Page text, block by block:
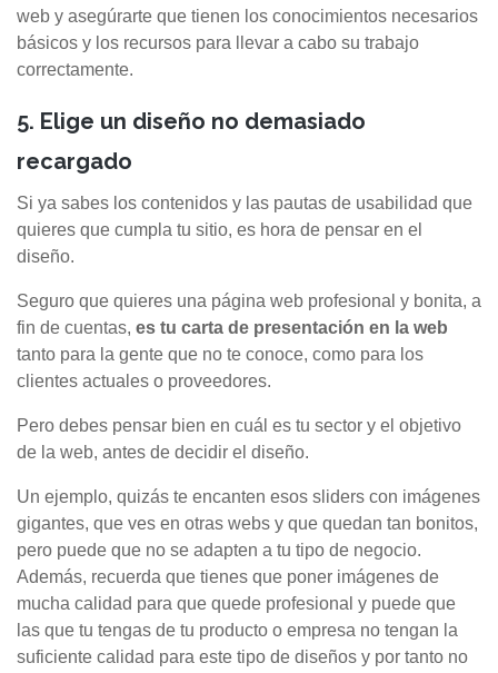
web y asegúrarte que tienen los conocimientos necesarios
básicos y los recursos para llevar a cabo su trabajo
correctamente.
5. Elige un diseño no demasiado
recargado
Si ya sabes los contenidos y las pautas de usabilidad que
quieres que cumpla tu sitio, es hora de pensar en el
diseño.
Seguro que quieres una página web profesional y bonita, a
fin de cuentas, es tu carta de presentación en la web
tanto para la gente que no te conoce, como para los
clientes actuales o proveedores.
Pero debes pensar bien en cuál es tu sector y el objetivo
de la web, antes de decidir el diseño.
Un ejemplo, quizás te encanten esos sliders con imágenes
gigantes, que ves en otras webs y que quedan tan bonitos,
pero puede que no se adapten a tu tipo de negocio.
Además, recuerda que tienes que poner imágenes de
mucha calidad para que quede profesional y puede que
las que tu tengas de tu producto o empresa no tengan la
suficiente calidad para este tipo de diseños y por tanto no